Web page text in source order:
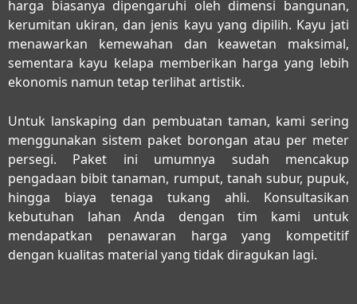
harga biasanya dipengaruhi oleh dimensi bangunan,
kerumitan ukiran, dan jenis kayu yang dipilih. Kayu jati
menawarkan kemewahan dan keawetan maksimal,
sementara kayu kelapa memberikan harga yang lebih
ekonomis namun tetap terlihat artistik.
Untuk lanskaping dan pembuatan taman, kami sering
menggunakan sistem paket borongan atau per meter
persegi. Paket ini umumnya sudah mencakup
pengadaan bibit tanaman, rumput, tanah subur, pupuk,
hingga biaya tenaga tukang ahli. Konsultasikan
kebutuhan lahan Anda dengan tim kami untuk
mendapatkan penawaran harga yang kompetitif
dengan kualitas material yang tidak diragukan lagi.